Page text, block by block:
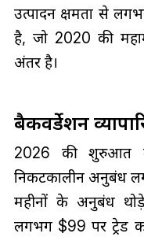
उत्पादन क्षमता से
है, जो 2020 की
अंतर है।
बैकवर्डेशन
2026 की शुरुआत
निकटकालीन अनुबंध
महीनों के अनुबंध
लगभग $99 पर ट्रेड